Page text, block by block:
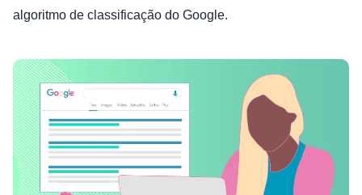
algoritmo de classificação do Google.